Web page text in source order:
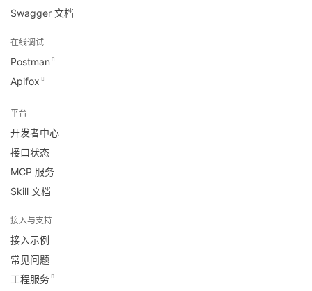
Swagger 文档
在线调试
Postman
Apifox
平台
开发者中心
接口状态
MCP 服务
Skill 文档
接入与支持
接入示例
常见问题
工程服务